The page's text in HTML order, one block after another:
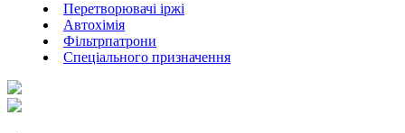
Перетворювачі іржі
Автохімія
Фільтрпатрони
Спеціального призначення